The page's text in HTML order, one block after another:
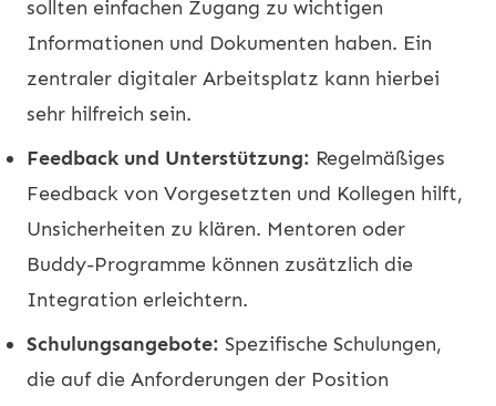
sollten einfachen Zugang zu wichtigen
Informationen und Dokumenten haben. Ein
zentraler digitaler Arbeitsplatz kann hierbei
sehr hilfreich sein.
Feedback und Unterstützung: Regelmäßiges
Feedback von Vorgesetzten und Kollegen hilft,
Unsicherheiten zu klären. Mentoren oder
Buddy-Programme können zusätzlich die
Integration erleichtern.
Schulungsangebote: Spezifische Schulungen,
die auf die Anforderungen der Position